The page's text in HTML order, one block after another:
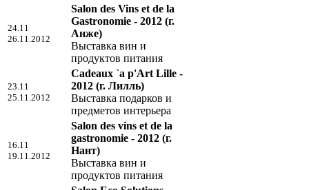
24.11
26.11.2012
Salon des Vins et de la
Gastronomie - 2012 (г.
Анже)
Выставка вин и
продуктов питания
23.11
25.11.2012
Cadeaux `a p'Art Lille -
2012 (г. Лилль)
Выставка подарков и
предметов интерьера
16.11
19.11.2012
Salon des vins et de la
gastronomie - 2012 (г.
Нант)
Выставка вин и
продуктов питания